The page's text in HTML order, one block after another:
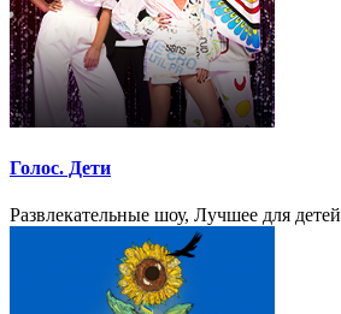
Голос. Дети
Развлекательные шоу, Лучшее для детей